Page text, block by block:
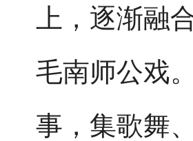
上，逐渐融
毛南师公戏
事，集歌舞